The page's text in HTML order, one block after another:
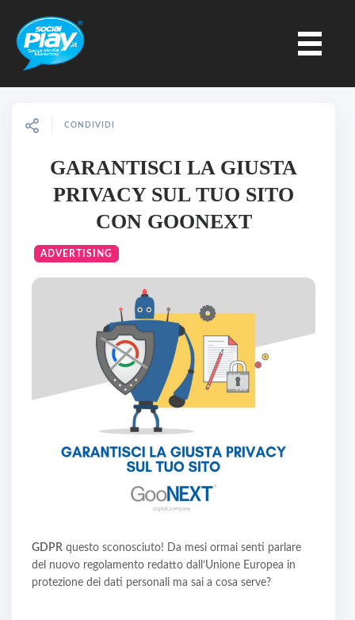
CONDIVIDI
GARANTISCI LA GIUSTA
PRIVACY SUL TUO SITO
CON GOONEXT
ADVERTISING
GDPR questo sconosciuto! Da mesi ormai senti parlare
del nuovo regolamento redatto dall’Unione Europea in
protezione dei dati personali ma sai a cosa serve?